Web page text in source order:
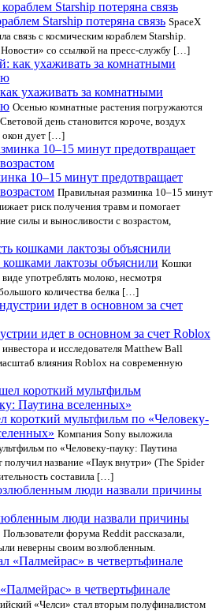
Starship потеряна связь SpaceX
связь с космическим кораблем Starship.
со ссылкой на пресс-службу […]
ухаживать за комнатными
Осенью комнатные растения погружаются
день становится короче, воздух
окон дует […]
10–15 минут предотвращает
Правильная разминка 10–15 минут
риск получения травм и помогает
силы и выносливости с возрастом,
лактозы объяснили Кошки
употреблять молоко, несмотря
количества белка […]
идет в основном за счет Roblox
и исследователя Matthew Ball
влияния Roblox на современную
короткий мультфильм по «Человеку-
Компания Sony выложила
по «Человеку-пауку: Паутина
название «Паук внутри» (The Spider
составила […]
люди назвали причины
Пользователи форума Reddit рассказали,
неверны своим возлюбленным.
в четвертьфинале
«Челси» стал вторым полуфиналистом